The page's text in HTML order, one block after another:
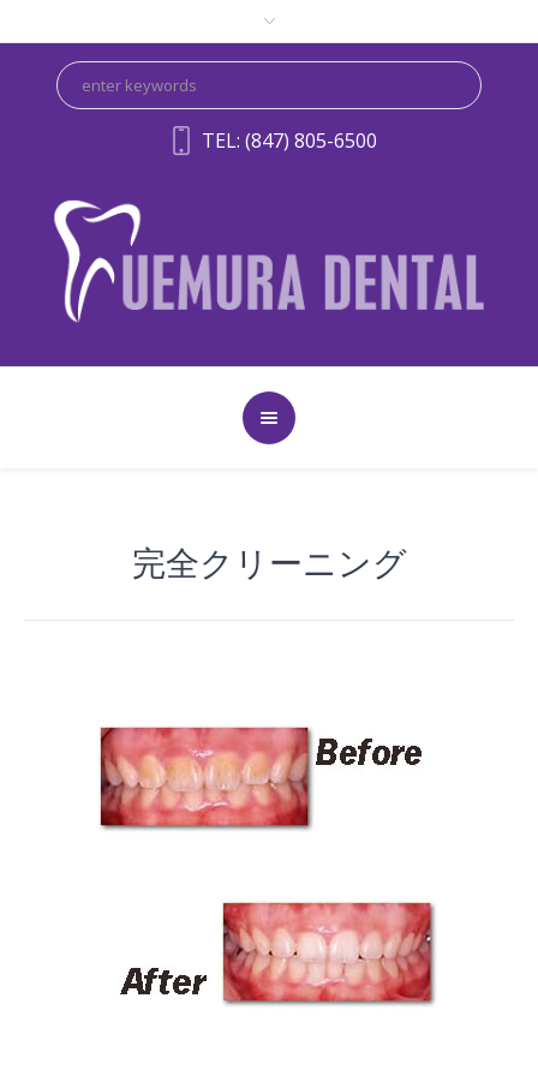
TEL: (847) 805-6500
完全クリーニング